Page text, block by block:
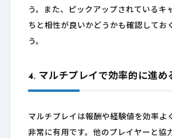
う。また、ピックアップされているキ
ちと相性が良いかどうかも確認してお
う。
4. マルチプレイで効率的に進め
マルチプレイは報酬や経験値を効率よ
非常に有用です。他のプレイヤーと協